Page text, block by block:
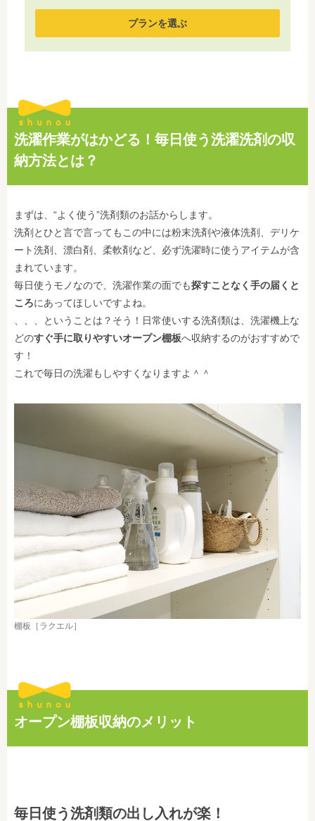
プランを選ぶ
洗濯作業がはかどる！毎日使う洗濯洗剤の収
納方法とは？
まずは、“よく使う”洗剤類のお話からします。
洗剤とひと言で言ってもこの中には粉末洗剤や液体洗剤、デリケ
ート洗剤、漂白剤、柔軟剤など、必ず洗濯時に使うアイテムが含
まれています。
毎日使うモノなので、洗濯作業の面でも探すことなく手の届くと
ころにあってほしいですよね。
、、、ということは？そう！日常使いする洗剤類は、洗濯機上な
どのすぐ手に取りやすいオープン棚板へ収納するのがおすすめで
す！
これで毎日の洗濯もしやすくなりますよ＾＾
棚板［ラクエル］
オープン棚板収納のメリット
毎日使う洗剤類の出し入れが楽！